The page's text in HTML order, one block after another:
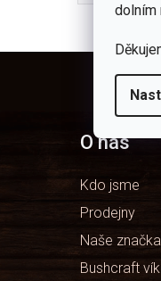
dolním
O nás
Kdo jsme
Prodejny
Naše
Bushcraft